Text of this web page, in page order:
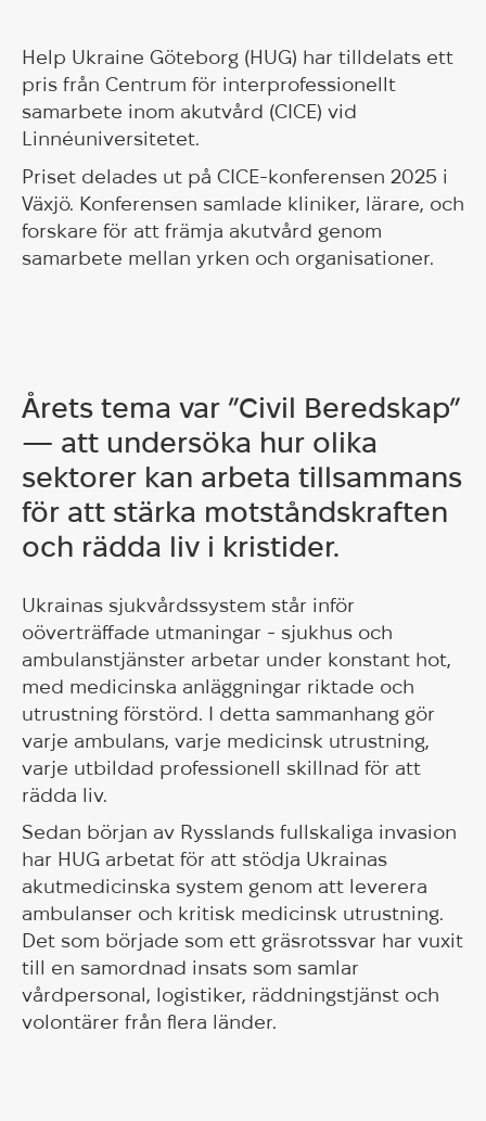
Help Ukraine Göteborg (HUG) har tilldelats ett
pris från Centrum för interprofessionellt
samarbete inom akutvård (CICE) vid
Linnéuniversitetet.
Priset delades ut på CICE-konferensen 2025 i
Växjö. Konferensen samlade kliniker, lärare, och
forskare för att främja akutvård genom
samarbete mellan yrken och organisationer.
Årets tema var ”Civil Beredskap”
— att undersöka hur olika
sektorer kan arbeta tillsammans
för att stärka motståndskraften
och rädda liv i kristider.
Ukrainas sjukvårdssystem står inför
oöverträffade utmaningar - sjukhus och
ambulanstjänster arbetar under konstant hot,
med medicinska anläggningar riktade och
utrustning förstörd. I detta sammanhang gör
varje ambulans, varje medicinsk utrustning,
varje utbildad professionell skillnad för att
rädda liv.
Sedan början av Rysslands fullskaliga invasion
har HUG arbetat för att stödja Ukrainas
akutmedicinska system genom att leverera
ambulanser och kritisk medicinsk utrustning.
Det som började som ett gräsrotssvar har vuxit
till en samordnad insats som samlar
vårdpersonal, logistiker, räddningstjänst och
volontärer från flera länder.